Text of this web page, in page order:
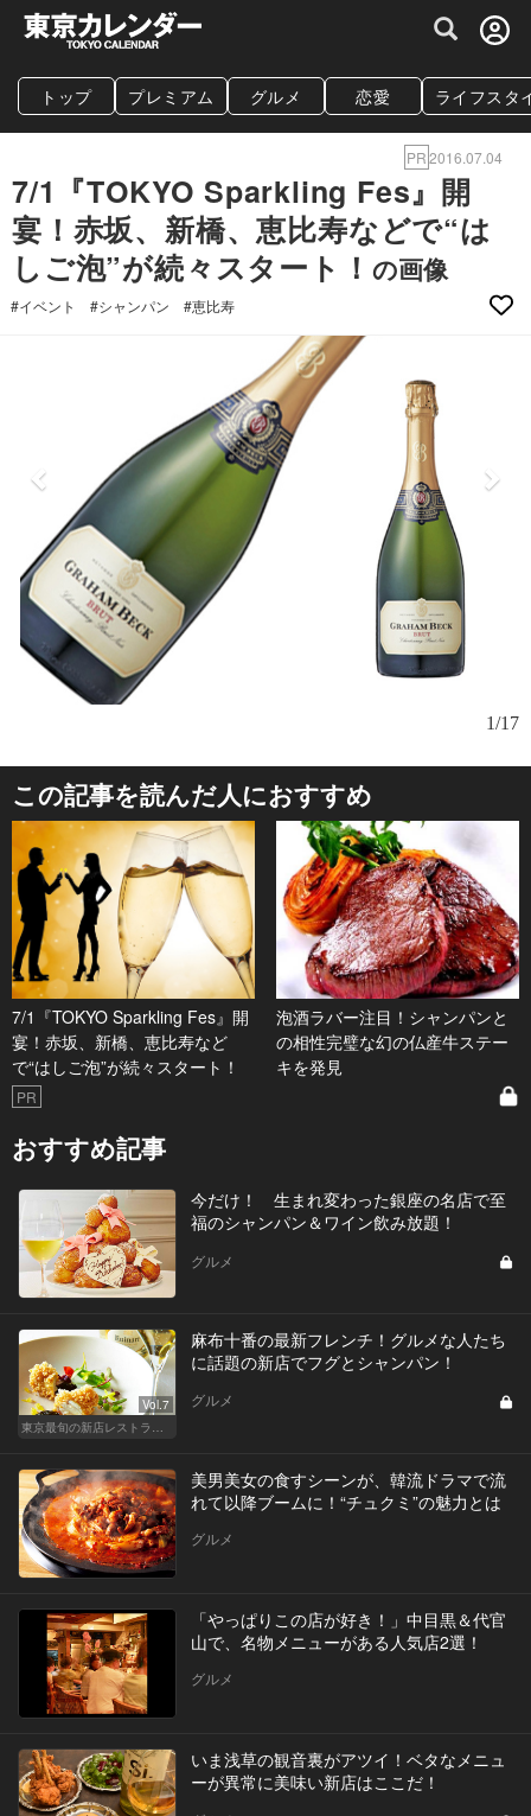
グルメ情報・プレミアムレストラン予約
トップ プレミアム グルメ 恋愛 ライフスタ
PR2016.07.04
7/1『TOKYO Sparkling Fes』開
宴！赤坂、新橋、恵比寿などで“は
しご泡”が続々スタート！ の画像
#イベント #シャンパン #恵比寿
注
1/17
この記事を読んだ人におすすめ
7/1『TOKYO Sparkling Fes』開
宴！赤坂、新橋、恵比寿など
で“はしご泡”が続々スタート！
PR
泡酒ラバー注目！シャンパンと
の相性完璧な幻の仏産牛ステー
キを発見
おすすめ記事
今だけ！ 生まれ変わった銀座の名店で至
福のシャンパン＆ワイン飲み放題！
グルメ
Vol.7
東京最旬の新店レストラン！
麻布十番の最新フレンチ！グルメな人たち
に話題の新店でフグとシャンパン！
グルメ
美男美女の食すシーンが、韓流ドラマで流
れて以降ブームに！“チュクミ”の魅力とは
グルメ
「やっぱりこの店が好き！」中目黒＆代官
山で、名物メニューがある人気店2選！
グルメ
いま浅草の観音裏がアツイ！ベタなメニュ
ーが異常に美味い新店はここだ！